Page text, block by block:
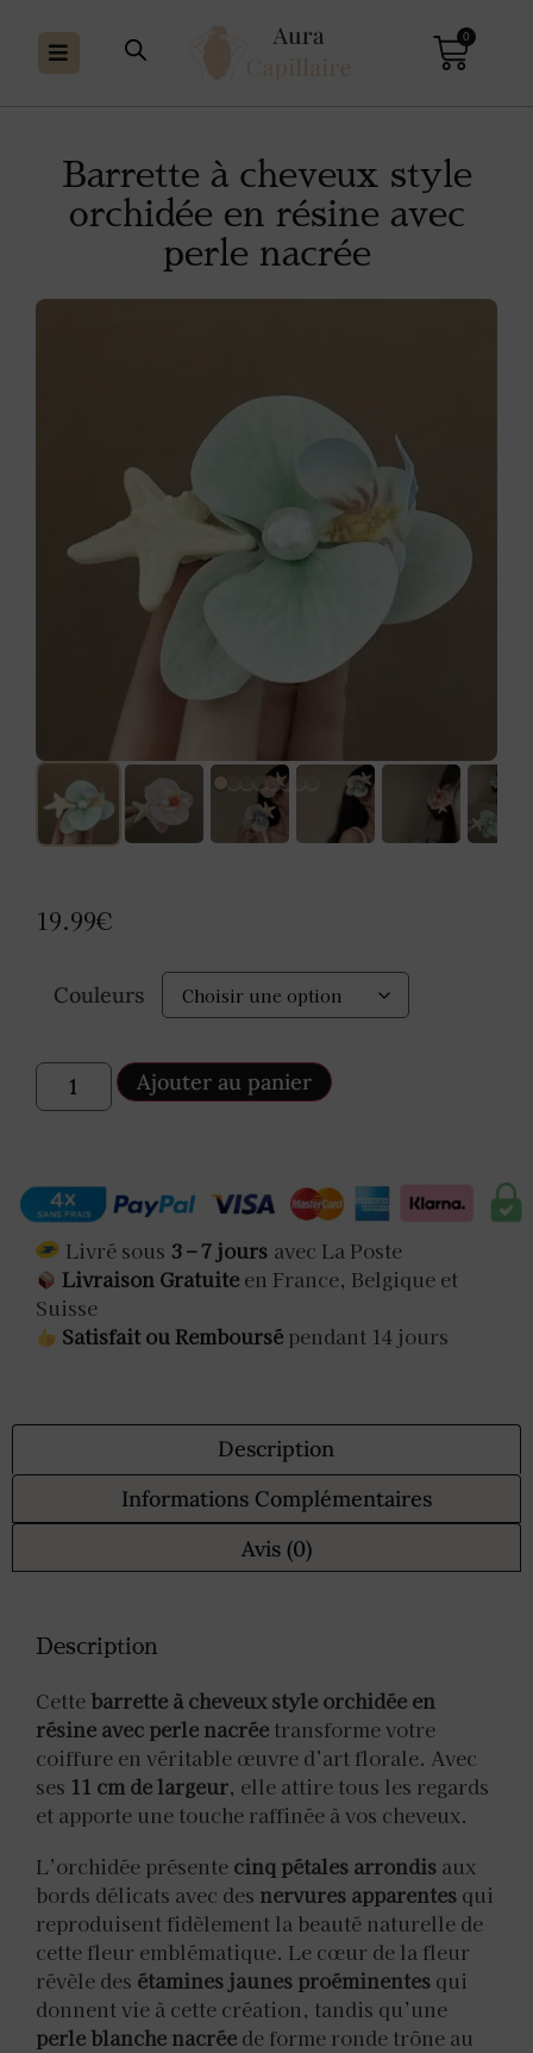
0
Barrette à cheveux style
orchidée en résine avec
perle nacrée
19.99€
Couleurs
Ajouter au panier
Livré sous 3 – 7 jours avec La Poste
Livraison Gratuite en France, Belgique et
Suisse
Satisfait ou Remboursé pendant 14 jours
Description
Informations Complémentaires
Avis (0)
Description
Cettebarrette à cheveux style orchidée en
résine avec perle nacrée transforme votre
coiffure en véritable œuvre d’art florale. Avec
ses 11 cm de largeur, elle attire tous les regards
et apporte une touche raffinée à vos cheveux.
L’orchidée présente cinq pétales arrondis aux
bords délicats avec des nervures apparentes qui
reproduisent fidèlement la beauté naturelle de
cette fleur emblématique. Le cœur de la fleur
révèle des étamines jaunes proéminentes qui
donnent vie à cette création, tandis qu’une
perle blanche nacrée de forme ronde trône au